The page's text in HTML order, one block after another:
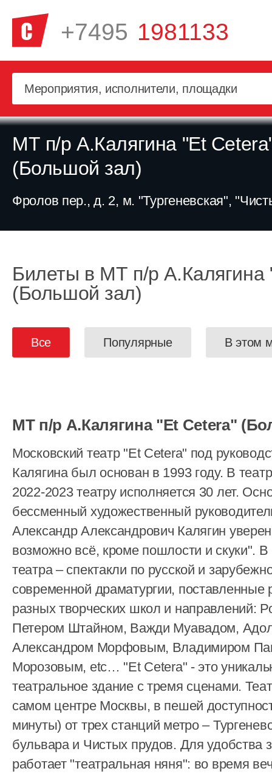
+7495 1981133
МТ п/р А.Калягина "Et
(Большой зал)
Фролов пер., д. 2, м. "Тургеневская",
Билеты в МТ п/р А.Калягина
(Большой зал)
Все Популярные В этом
МТ п/р А.Калягина "Et Cetera"
Московский театр "Et Cetera" под
Калягина был основан в 1993 году. В
2022-2023 театру исполняется 30 лет.
бессменный художественный
Александр Александрович Калягин
возможно всё, кроме пошлости и скуки". В
театра – спектакли по русской и
современной драматургии, поставленные
разных творческих школ и направлений:
Петером Штайном, Важди Муавадом,
Александром Морфовым, Владимиром
Морозовым, etc… "Et Cetera" - это
театральное здание с тремя сценами.
самом центре Москвы, в пешей
минуты) от трех станций метро –
бульвара и Чистых прудов. Для удобства
работает "театральная няня": во время